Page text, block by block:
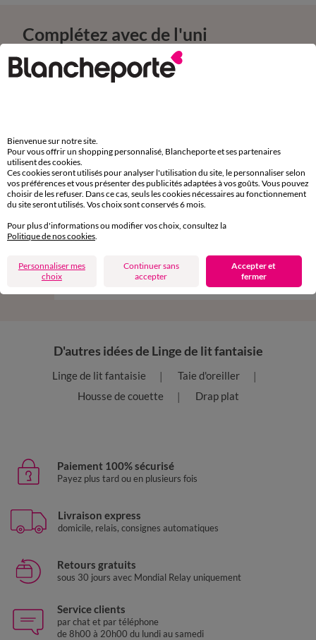
Complétez avec de l'uni
à partir de 10,99 €
Linge de lit uni - coton 57
à partir de
-50% dès 2 art Code 899013
D'autres idées de Linge de lit fantaisie
Linge de lit fantaisie
Taie d'oreiller
Housse de couette
Drap plat
Paiement 100% sécurisé
Payez plus tard ou en plusieurs fois
Livraison express
domicile, relais, consignes automatiques
Retours gratuits
sous 30 jours avec Mondial Relay uniquement
Service clients
par chat et par téléphone
de 8h00 à 20h00 du lundi au samedi
Bienvenue sur notre site.
Pour vous offrir un shopping personnalisé, Blancheporte et ses partenaires
utilisent des cookies.
Ces cookies seront utilisés pour analyser l'utilisation du site, le personnaliser selon
vos préférences et vous présenter des publicités adaptées à vos goûts. Vous pouvez
choisir de les refuser. Dans ce cas, seuls les cookies nécessaires au fonctionnement
du site seront utilisés. Vos choix sont conservés 6 mois.
Pour plus d'informations ou modifier vos choix, consultez la
Politique de nos cookies
Personnaliser mes
choix
Continuer sans
accepter
Accepter et
fermer